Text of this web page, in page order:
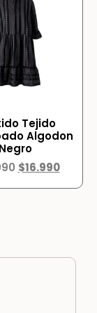
Tejido
Algodon
Negro
$16.990